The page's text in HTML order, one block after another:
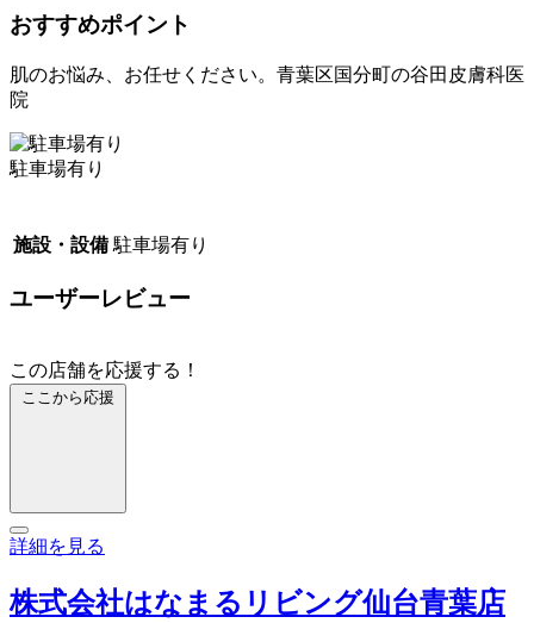
おすすめポイント
肌のお悩み、お任せください。青葉区国分町の谷田皮膚科医
院
駐車場有り
施設・設備 駐車場有り
ユーザーレビュー
この店舗を応援する！
ここから応援
詳細を見る
株式会社はなまるリビング仙台青葉店